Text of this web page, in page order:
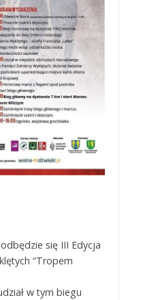
się III Edycja
“Tropem
w tym biegu